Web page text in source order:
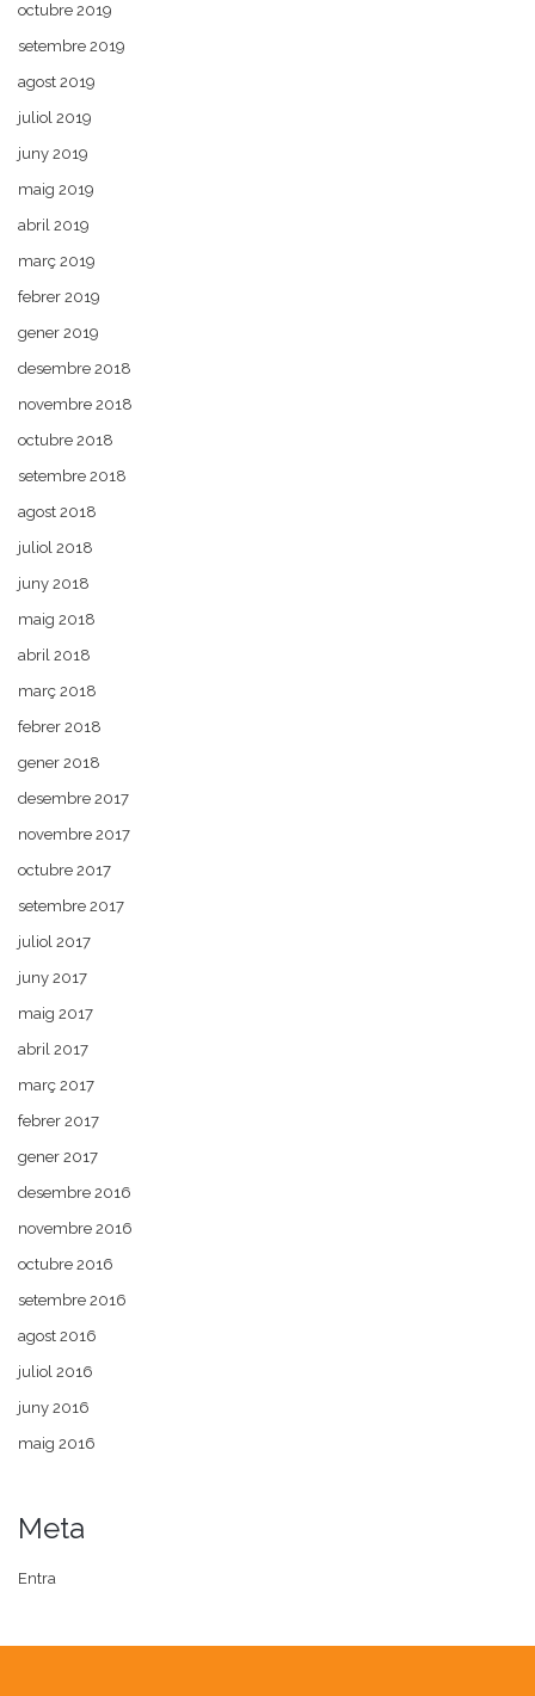
octubre 2019
setembre 2019
agost 2019
juliol 2019
juny 2019
maig 2019
abril 2019
març 2019
febrer 2019
gener 2019
desembre 2018
novembre 2018
octubre 2018
setembre 2018
agost 2018
juliol 2018
juny 2018
maig 2018
abril 2018
març 2018
febrer 2018
gener 2018
desembre 2017
novembre 2017
octubre 2017
setembre 2017
juliol 2017
juny 2017
maig 2017
abril 2017
març 2017
febrer 2017
gener 2017
desembre 2016
novembre 2016
octubre 2016
setembre 2016
agost 2016
juliol 2016
juny 2016
maig 2016
Meta
Entra